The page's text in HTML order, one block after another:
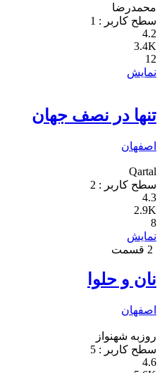
محمدرضا
سطح کاربر : 1
4.2
3.4K
12
نمایش
تنها در نصف جهان
اصفهان
Qartal
سطح کاربر : 2
4.3
2.9K
8
نمایش
2 قسمت
نان و حلوا
اصفهان
روزبه شهنواز
سطح کاربر : 5
4.6